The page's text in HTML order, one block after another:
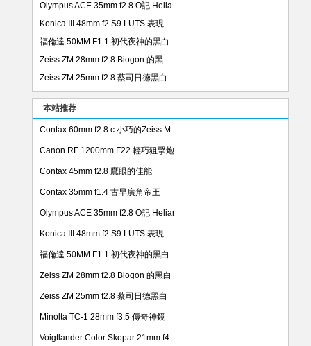
Olympus ACE 35mm f2.8 O記 Helia
Konica III 48mm f2 S9 LUTS 表現
福倫達 50MM F1.1 初代夜神的黑白
Zeiss ZM 28mm f2.8 Biogon 的黑
Zeiss ZM 25mm f2.8 蔡司日德黑白
本站推荐
Contax 60mm f2.8 c 小巧的Zeiss M
Canon RF 1200mm F22 輕巧狙擊炮
Contax 45mm f2.8 鷹眼的佳能
Contax 35mm f1.4 古早廣角帝王
Olympus ACE 35mm f2.8 O記 Heliar
Konica III 48mm f2 S9 LUTS 表現
福倫達 50MM F1.1 初代夜神的黑白
Zeiss ZM 28mm f2.8 Biogon 的黑白
Zeiss ZM 25mm f2.8 蔡司日德黑白
Minolta TC-1 28mm f3.5 傳奇神鏡
Voigtlander Color Skopar 21mm f4